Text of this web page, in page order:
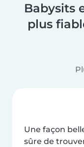
Babysits
plus
Une façon
sûre de